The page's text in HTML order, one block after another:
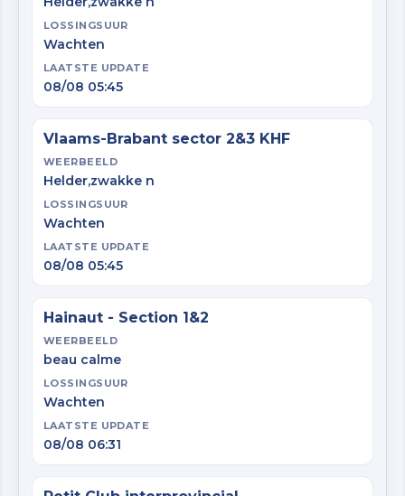
LOSSINGSUUR
Wachten
LAATSTE UPDATE
08/08 05:45
Vlaams-Brabant sector 2&3 KHF
WEERBEELD
Helder,zwakke n
LOSSINGSUUR
Wachten
LAATSTE UPDATE
08/08 05:45
Hainaut - Section 1&2
WEERBEELD
beau calme
LOSSINGSUUR
Wachten
LAATSTE UPDATE
08/08 06:31